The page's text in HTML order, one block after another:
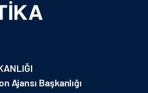
Ajansı Başkanlığı